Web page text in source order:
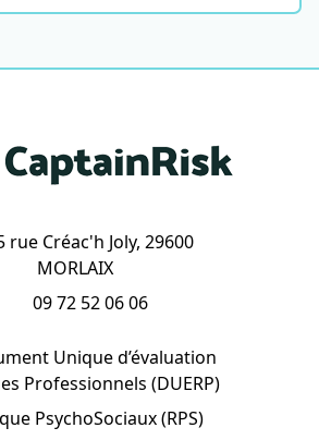
rue Créac'h Joly, 29600
MORLAIX
09 72 52 06 06
Unique d’évaluation
Professionnels (DUERP)
PsychoSociaux (RPS)